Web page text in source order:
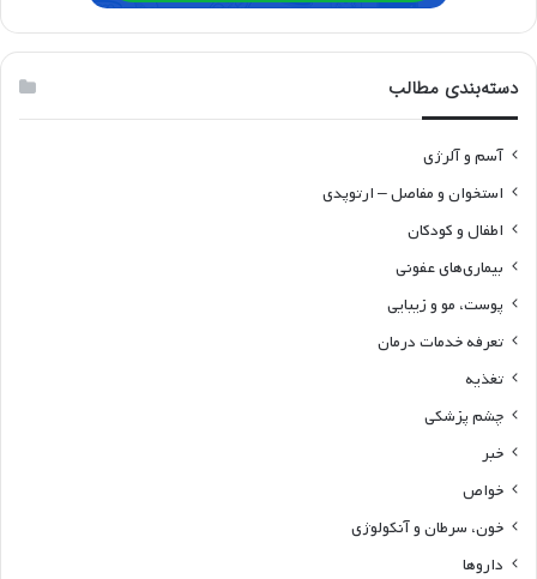
دسته‌بندی مطالب
آسم و آلرژی
استخوان و مفاصل – ارتوپدی
اطفال و کودکان
بیماری‌های عفونی
پوست، مو و زیبایی
تعرفه خدمات درمان
تغذیه
چشم پزشکی
خبر
خواص
خون، سرطان و آنکولوژی
داروها